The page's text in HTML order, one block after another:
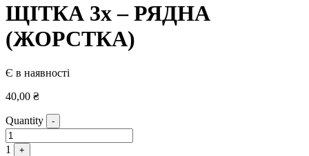
ЩІТКА 3х – РЯДНА
(ЖОРСТКА)
Є в наявності
40,00 ₴
Quantity -
1
+